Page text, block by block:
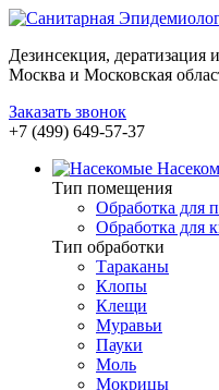
Дезинсекция, дератизация
Москва и Московская
Заказать звонок
+7 (499) 649-57-37
Тип помещения
Обработка для
Обработка для
Тип обработки
Тараканы
Клопы
Клещи
Муравьи
Пауки
Моль
Мокрицы